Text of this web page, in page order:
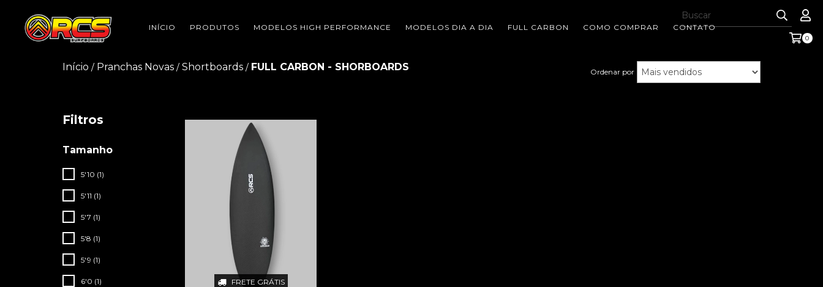
INÍCIO PRODUTOS MODELOS HIGH PERFORMANCE MODELOS DIA A DIA FULL CARBON COMO COMPRAR CONTATO
0
Início / Pranchas Novas / Shortboards / FULL CARBON - SHORBOARDS Ordenar por
Filtros
Tamanho
5'10 (1)
5'11 (1)
5'7 (1)
5'8 (1)
5'9 (1)
6'0 (1) FRETE GRÁTIS